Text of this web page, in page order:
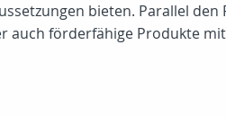
bieten. Parallel
auch förderfähige Produkte